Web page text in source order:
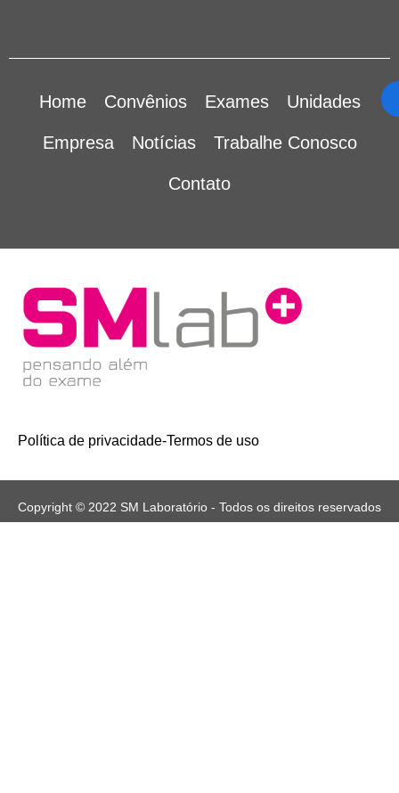
Home Convênios Exames Unidades
Empresa Notícias Trabalhe Conosco
Contato
Política de privacidade-Termos de uso
Copyright © 2022 SM Laboratório - Todos os direitos reservados